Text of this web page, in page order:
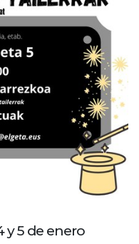
y 5 de enero